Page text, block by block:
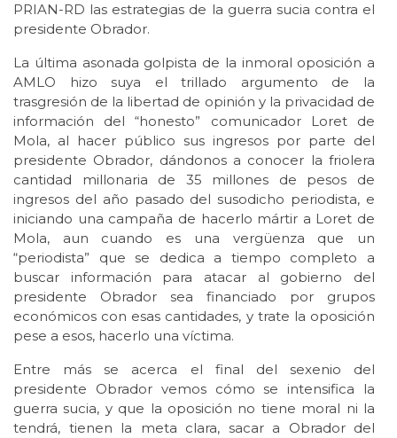
PRIAN-RD las estrategias de la guerra sucia contra el
presidente Obrador.
La última asonada golpista de la inmoral oposición a
AMLO hizo suya el trillado argumento de la
trasgresión de la libertad de opinión y la privacidad de
información del “honesto” comunicador Loret de
Mola, al hacer público sus ingresos por parte del
presidente Obrador, dándonos a conocer la friolera
cantidad millonaria de 35 millones de pesos de
ingresos del año pasado del susodicho periodista, e
iniciando una campaña de hacerlo mártir a Loret de
Mola, aun cuando es una vergüenza que un
“periodista” que se dedica a tiempo completo a
buscar información para atacar al gobierno del
presidente Obrador sea financiado por grupos
económicos con esas cantidades, y trate la oposición
pese a esos, hacerlo una víctima.
Entre más se acerca el final del sexenio del
presidente Obrador vemos cómo se intensifica la
guerra sucia, y que la oposición no tiene moral ni la
tendrá, tienen la meta clara, sacar a Obrador del